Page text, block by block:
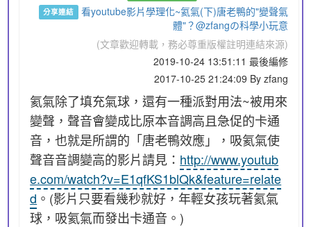
分享連結
看youtube影片學理化~氦氣(下)唐老鴨的"變聲氣
體"？@zfangの科學小玩意
(文章歡迎轉載，務必尊重版權註明連結來源)
2019-10-24 13:51:11 最後編修
2017-10-25 21:24:09 By zfang
氦氣除了填充氣球，還有一種派對用法~被用來
變聲，聲音會變成比原本音調高且急促的卡通
音，也就是所謂的「唐老鴨效應」，吸氦氣使
聲音音調變高的影片請見： http://www.youtub
e.com/watch?v=E1qfKS1blQk&feature=relate
d 。(影片只要看幾秒就好，年輕女孩玩著氦氣
球，吸氦氣而發出卡通音。)